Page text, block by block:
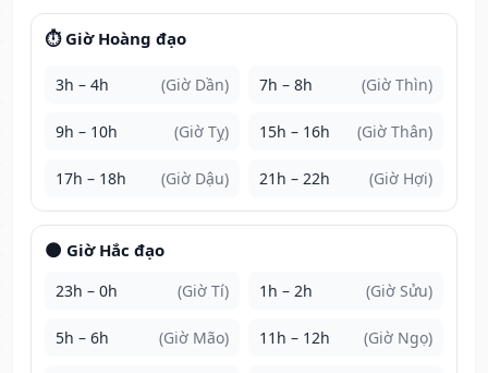
⏱️ Giờ Hoàng đạo
3h – 4h (Giờ Dần) 7h – 8h (Giờ Thìn)
9h – 10h (Giờ Tỵ) 15h – 16h (Giờ Thân)
17h – 18h (Giờ Dậu) 21h – 22h (Giờ Hợi)
🌑 Giờ Hắc đạo
23h – 0h (Giờ Tí) 1h – 2h (Giờ Sửu)
5h – 6h (Giờ Mão) 11h – 12h (Giờ Ngọ)